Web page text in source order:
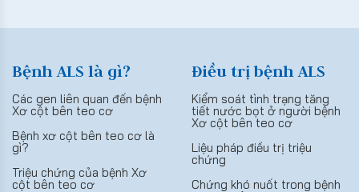
Bệnh ALS là gì?
Các gen liên quan đến bệnh
Xơ cột bên teo cơ
Bệnh xơ cột bên teo cơ là
gì?
Triệu chứng của bệnh Xơ
cột bên teo cơ
Điều trị bệnh ALS
Kiểm soát tình trạng tăng
tiết nước bọt ở người bệnh
Xơ cột bên teo cơ
Liệu pháp điều trị triệu
chứng
Chứng khó nuốt trong bệnh